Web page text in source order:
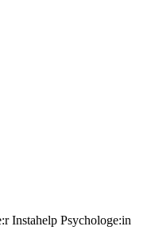
Instahelp Psychologe:in